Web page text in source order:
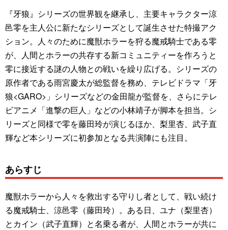
『牙狼』シリーズの世界観を継承し、主要キャラクター涼
邑零を主人公に新たなシリーズとして誕生させた特撮アク
ション。人々のために魔獣ホラーを狩る魔戒騎士である零
が、人間とホラーの共存する新コミュニティーを作ろうと
零に接近する謎の人物との戦いを繰り広げる。シリーズの
原作者である雨宮慶太が総監督を務め、テレビドラマ「牙
狼<GARO>」シリーズなどの金田龍が監督を、さらにテレ
ビアニメ「進撃の巨人」などの小林靖子が脚本を担当。シ
リーズと同様で零を藤田玲が演じるほか、梨里杏、武子直
輝など本シリーズに初参加となる共演陣にも注目。
あらすじ
魔獣ホラーから人々を救出する守りし者として、戦い続け
る魔戒騎士、涼邑零（藤田玲）。ある日、ユナ（梨里杏）
とカイン（武子直輝）と名乗る者が、人間とホラーが共に